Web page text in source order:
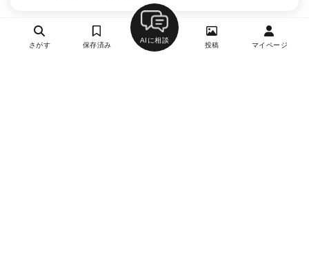
さがす 保存済み
AIに相談
投稿 マイページ